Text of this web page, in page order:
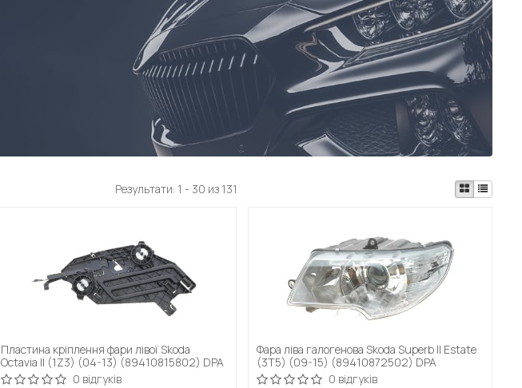
Результати: 1 - 30 из 131
Пластина кріплення фари лівої Skoda
Octavia II (1Z3) (04-13) (89410815802) DPA
0 відгуків
Фара ліва галогенова Skoda Superb II Estate
(3T5) (09-15) (89410872502) DPA
0 відгуків